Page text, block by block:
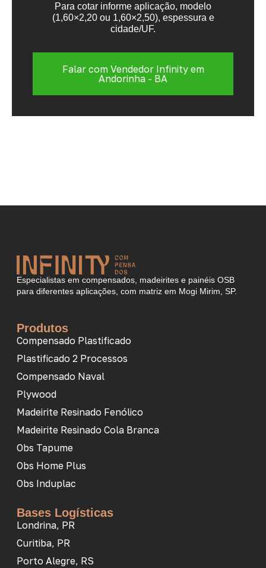
Para cotar informe aplicação, modelo
(1,60×2,20 ou 1,60×2,50), espessura e
cidade/UF.
Falar com Vendedor Infinity em
Andorinha - BA
Especialistas em compensados, madeirites e painéis OSB
para diferentes aplicações, com matriz em Mogi Mirim, SP.
Produtos
Compensado Plastificado
Plastificado 2 Processos
Compensado Naval
Plywood
Madeirite Resinado Fenólico
Madeirite Resinado Cola Branca
Obs Tapume
Obs Home Plus
Obs Induplac
Bases Logísticas
Londrina, PR
Curitiba, PR
Porto Alegre, RS